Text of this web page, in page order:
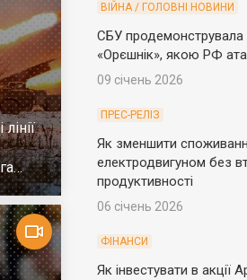
ВІЙНА / ГОЛОВНІ НОВИНИ
СБУ продемонструвала
«Орєшнік», якою РФ
09 січень 2026
ПРЕС-РЕЛІЗ
Як зменшити
електродвигуном без
продуктивності
06 січень 2026
ФІНАНСИ
Як інвестувати в акції